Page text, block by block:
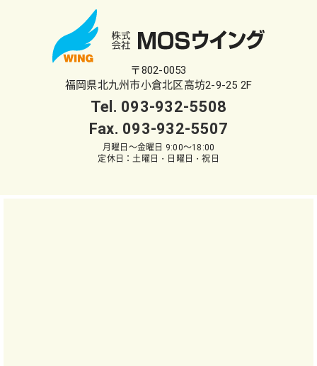
〒802-0053
福岡県北九州市小倉北区高坊2-9-25 2F
Tel. 093-932-5508
Fax. 093-932-5507
月曜日～金曜日 9:00～18:00
定休日：土曜日・日曜日・祝日